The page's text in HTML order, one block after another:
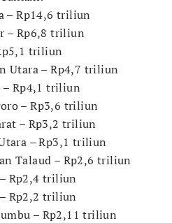
– Rp14,6 triliun
– Rp6,8 triliun
triliun
Utara – Rp4,7 triliun
– Rp4,1 triliun
– Rp3,6 triliun
– Rp3,2 triliun
– Rp3,1 triliun
Talaud – Rp2,6 triliun
Rp2,4 triliun
Rp2,2 triliun
– Rp2,11 triliun